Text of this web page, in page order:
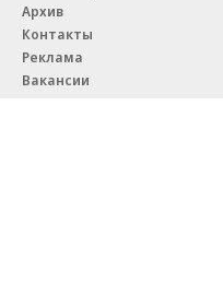
Архив
Контакты
Реклама
Вакансии